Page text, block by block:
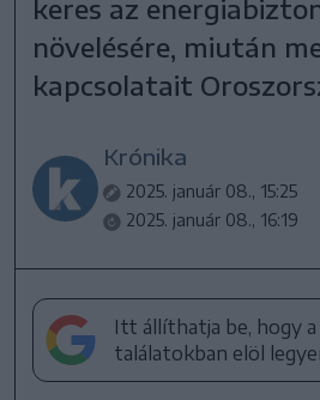
keres az
növelésére, miután
kapcsolatait
Krónika
2025. január 08., 15:25
2025. január 08., 16:19
Itt állíthatja be, hogy a
találatokban elöl